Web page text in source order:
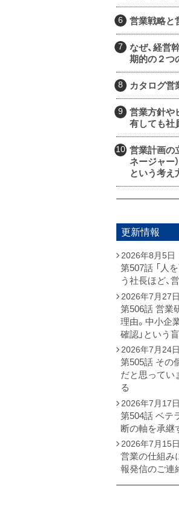
営業戦略と
なぜ、経営
期的の２つ
カタログ営
営業方針や
有しても社
営業計画の
ネージャー
という考え
更新情報
2026年8月5日
第507話 「人
う社長ほど、
2026年7月27日
第506話 営業
理由。中小企
確認」という
2026年7月24日
第505話 その
だと思ってい
る
2026年7月17日
第504話 ベテ
断の軸を承継
2026年7月15日
営業の仕組み
報発信のご連